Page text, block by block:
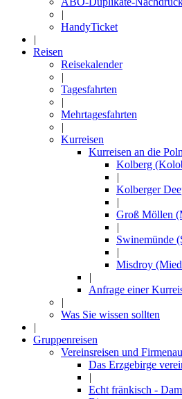
|
HandyTicket
|
Reisen
Reisekalender
|
Tagesfahrten
|
Mehrtagesfahrten
|
Kurreisen
Kurreisen an die
Kolberg
|
Kolberger
|
Groß Möllen
|
Swinemünde
|
Misdroy
|
Anfrage einer
|
Was Sie wissen sollten
|
Gruppenreisen
Vereinsreisen und
Das Erzgebirge
|
Echt fränkisch -